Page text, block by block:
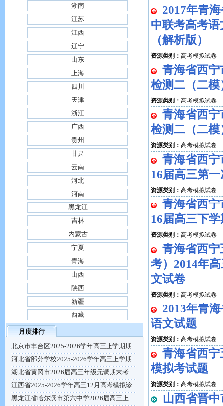
湖南
江苏
江西
辽宁
山东
上海
四川
天津
浙江
广西
贵州
甘肃
云南
河北
河南
黑龙江
吉林
内蒙古
宁夏
青海
山西
陕西
新疆
西藏
月度排行
北京市丰台区2025-2026学年高三上学期期
河北省部分学校2025-2026学年高三上学期
湖北省黄冈市2026届高三年级元调期末考
江西省2025-2026学年高三12月高考模拟诊
黑龙江省哈尔滨市第六中学2026届高三上
2017年青
中联考高考
（解析版）
资源类别： 高考模拟试卷
青海省西宁
检测二（二
资源类别： 高考模拟试卷
青海省西宁
检测二（二
资源类别： 高考模拟试卷
青海省西宁
16届高三第
资源类别： 高考模拟试卷
青海省西宁
16届高三下
资源类别： 高考模拟试卷
青海省西
考）2014年
文试卷
资源类别： 高考模拟试卷
2013年青
语文试题
资源类别： 高考模拟试卷
青海省西宁
模拟考试题
资源类别： 高考模拟试卷
山西省晋